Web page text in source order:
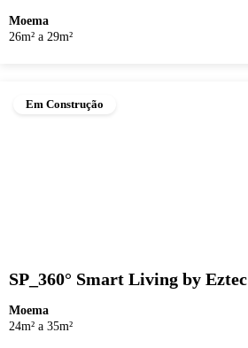
Moema
26m² a 29m²
Em Construção
SP_360° Smart Living by Eztec
Moema
24m² a 35m²